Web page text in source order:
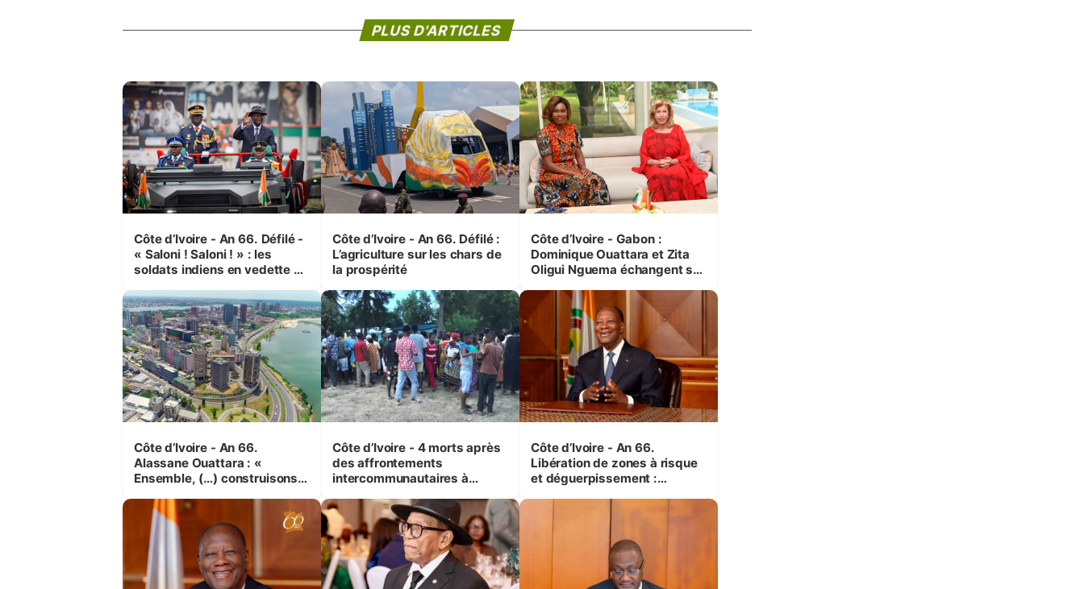
PLUS D'ARTICLES
Côte d’Ivoire - An 66. Défilé -
« Saloni ! Saloni ! » : les
soldats indiens en vedette à
Côte d’Ivoire - An 66. Défilé :
L’agriculture sur les chars de
la prospérité
Côte d’Ivoire - Gabon :
Dominique Ouattara et Zita
Oligui Nguema échangent sur
femmes et des enfants
Côte d’Ivoire - An 66.
Alassane Ouattara : «
Ensemble, (…) construisons
mêmes et pour les
générations futures »
Côte d’Ivoire - 4 morts après
des affrontements
intercommunautaires à
correspondant au milieu des
sinistrés
Côte d’Ivoire - An 66.
Libération de zones à risque
et déguerpissement :
respect de l'Etat de droit pour
préserver les vies humaines